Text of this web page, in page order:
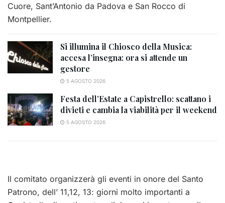
Cuore, Sant’Antonio da Padova e San Rocco di
Montpellier.
Si illumina il Chiosco della Musica:
accesa l’insegna: ora si attende un
gestore
5 AGOSTO 2026
Festa dell’Estate a Capistrello: scattano i
divieti e cambia la viabilità per il weekend
5 AGOSTO 2026
Il comitato organizzerà gli eventi in onore del Santo
Patrono, dell’ 11,12, 13: giorni molto importanti a